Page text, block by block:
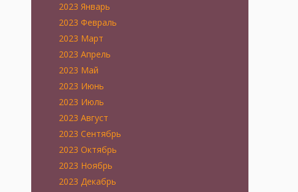
2023 Январь
2023 Февраль
2023 Март
2023 Апрель
2023 Май
2023 Июнь
2023 Июль
2023 Август
2023 Сентябрь
2023 Октябрь
2023 Ноябрь
2023 Декабрь